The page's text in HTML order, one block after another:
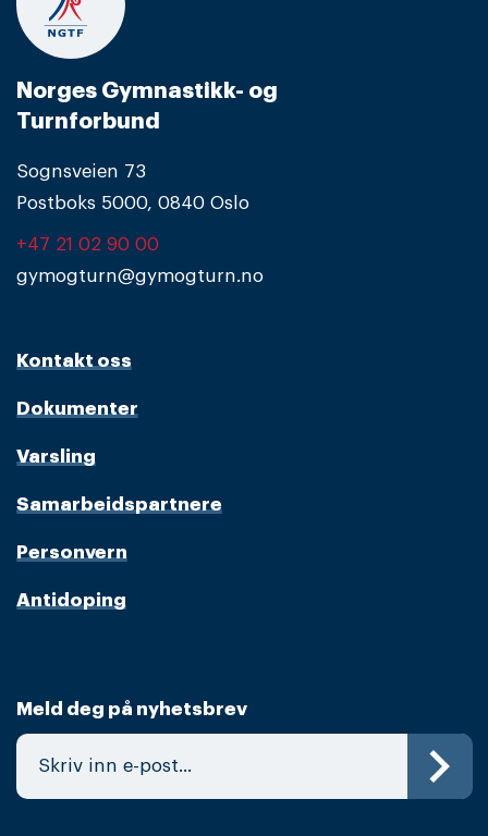
Norges Gymnastikk- og
Turnforbund
Sognsveien 73
Postboks 5000, 0840 Oslo
+47 21 02 90 00
gymogturn@gymogturn.no
Kontakt oss
Dokumenter
Varsling
Samarbeidspartnere
Personvern
Antidoping
Meld deg på nyhetsbrev